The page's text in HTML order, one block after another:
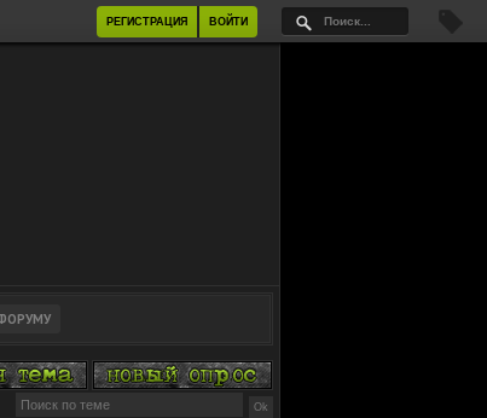
РЕГИСТРАЦИЯ ВОЙТИ